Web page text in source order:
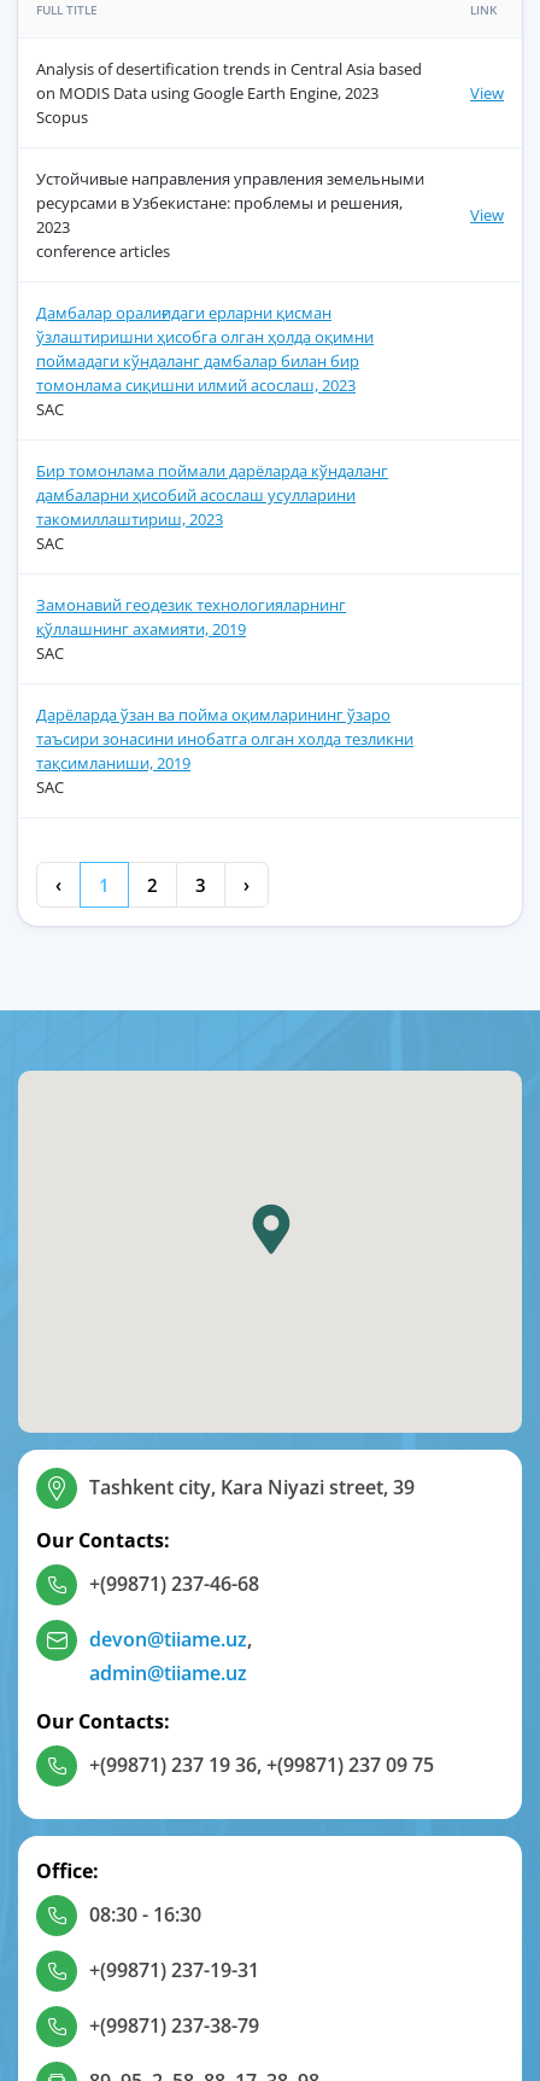
FULL TITLE LINK
Analysis of desertification trends in Central Asia based
on MODIS Data using Google Earth Engine, 2023
Scopus
View
Устойчивые направления управления земельными
ресурсами в Узбекистане: проблемы и решения,
2023
conference articles
View
Дамбалар оралиғидаги ерларни қисман
ўзлаштиришни ҳисобга олган ҳолда оқимни
поймадаги кўндаланг дамбалар билан бир
томонлама сиқишни илмий асослаш, 2023
SAC
Бир томонлама поймали дарёларда кўндаланг
дамбаларни ҳисобий асослаш усулларини
такомиллаштириш, 2023
SAC
Замонавий геодезик технологияларнинг
қўллашнинг ахамияти, 2019
SAC
Дарёларда ўзан ва пойма оқимларининг ўзаро
таъсири зонасини инобатга олган холда тезликни
тақсимланиши, 2019
SAC
‹ 1 2 3 ›
Tashkent city, Kara Niyazi street, 39
Our Contacts:
+(99871) 237-46-68
devon@tiiame.uz,
admin@tiiame.uz
Our Contacts:
+(99871) 237 19 36,+(99871) 237 09 75
Office:
08:30 - 16:30
+(99871) 237-19-31
+(99871) 237-38-79